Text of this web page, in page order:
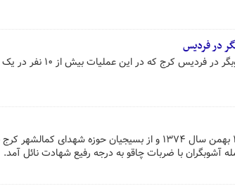
در فردیس
که در این عملیات بیش از ۱۰ نفر در یک خانه تیمی دستگیر شدند.
شهید سید روح‌الله عجمیان متولد ۲۰ بهمن سال ۱۳۷۴ و از بسیجیان
آشوبگران با ضربات چاقو به درجه رفیع شهادت نائل آمد.